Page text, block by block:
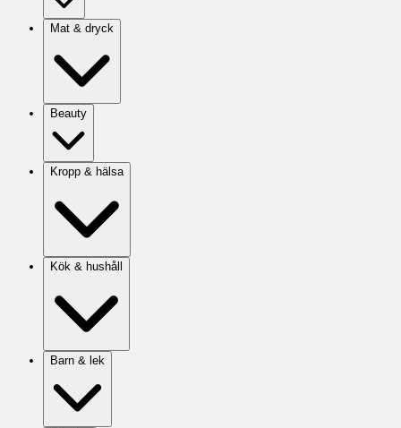
Mat & dryck
Beauty
Kropp & hälsa
Kök & hushåll
Barn & lek